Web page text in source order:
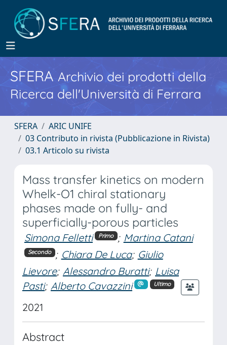
SFERA Archivio dei prodotti della
Ricerca dell'Università di Ferrara
SFERA
ARIC UNIFE
03 Contributo in rivista (Pubblicazione in Rivista)
03.1 Articolo su rivista
Mass transfer kinetics on modern
Whelk-O1 chiral stationary
phases made on fully- and
superficially-porous particles
Simona Felletti Primo ; Martina Catani
Secondo ; Chiara De Luca; Giulio
Lievore; Alessandro Buratti; Luisa
Pasti; Alberto Cavazzini Ultimo
2021
Abstract